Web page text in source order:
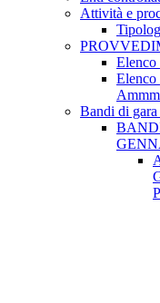
Attività e
Bandi di gara